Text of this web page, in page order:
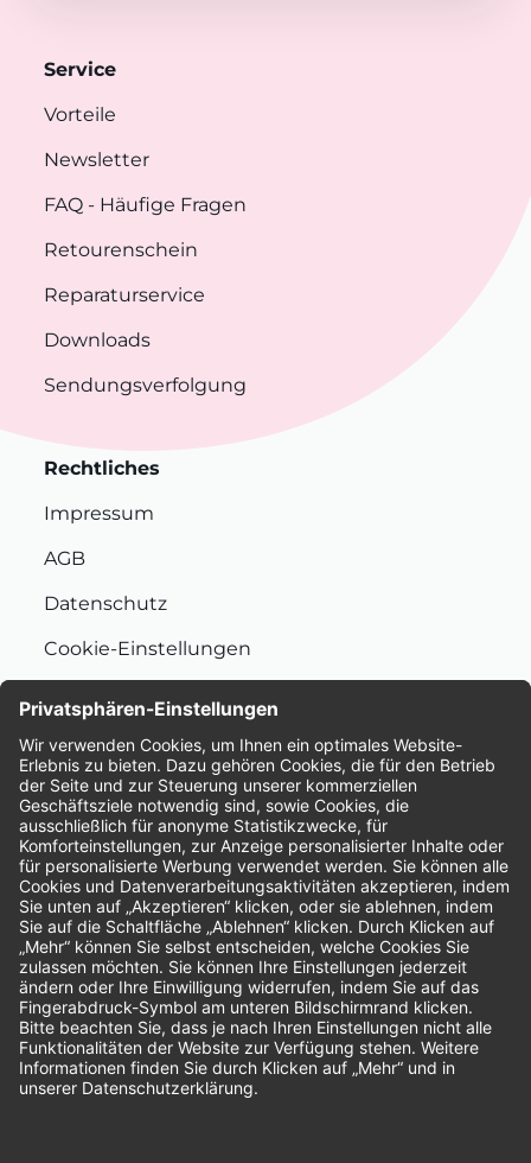
Service
Vorteile
Newsletter
FAQ - Häufige Fragen
Retourenschein
Reparaturservice
Downloads
Sendungsverfolgung
Rechtliches
Impressum
AGB
Datenschutz
Cookie-Einstellungen
Bewertungen